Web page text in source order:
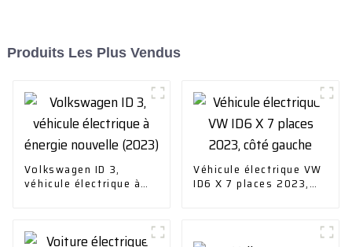
Produits Les Plus Vendus
Volkswagen ID 3,
véhicule électrique à
Véhicule électrique VW
ID6 X 7 places 2023,